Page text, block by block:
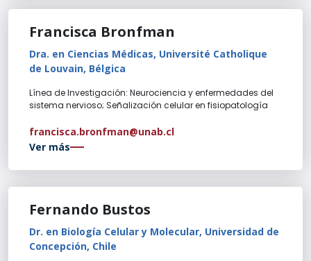
Francisca Bronfman
Dra. en Ciencias Médicas, Université Catholique
de Louvain, Bélgica
Línea de Investigación: Neurociencia y enfermedades del
sistema nervioso; Señalización celular en fisiopatología
francisca.bronfman@unab.cl
Ver más
Fernando Bustos
Dr. en Biología Celular y Molecular, Universidad de
Concepción, Chile